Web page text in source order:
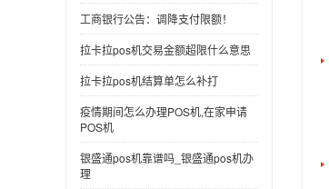
工商银行公告：调降支付限额！
拉卡拉pos机交易金额超限什么意思
拉卡拉pos机结算单怎么补打
疫情期间怎么办理POS机,在家申请
POS机
银盛通pos机靠谱吗_银盛通pos机办
理